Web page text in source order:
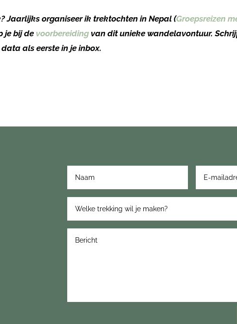
Jaarlijks organiseer ik trektochten in Nepal (Groepsreizen
je bij de voorbereidingvan dit unieke wandelavontuur.
als eerste in je inbox.